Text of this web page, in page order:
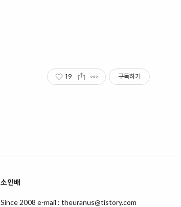
19 구독하기
소인배
Since 2008 e-mail : theuranus@tistory.com